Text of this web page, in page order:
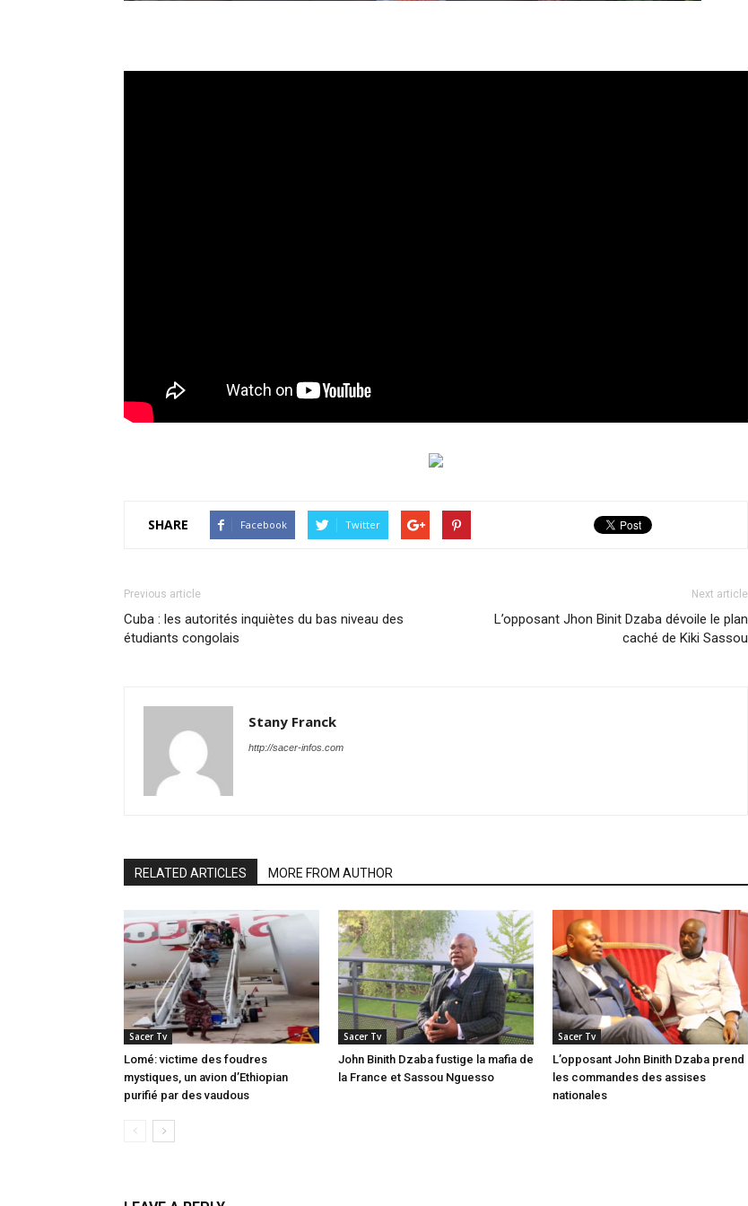
SHARE Facebook Twitter
Previous article
Cuba : les autorités inquiètes du bas niveau des
étudiants congolais
Next article
L’opposant Jhon Binit Dzaba dévoile le plan
caché de Kiki Sassou
Stany Franck
http://sacer-infos.com
RELATED ARTICLES MORE FROM AUTHOR
Sacer Tv
Lomé: victime des foudres
mystiques, un avion d’Ethiopian
purifié par des vaudous
Sacer Tv
John Binith Dzaba fustige la mafia de
la France et Sassou Nguesso
Sacer Tv
L’opposant John Binith Dzaba prend
les commandes des assises
nationales